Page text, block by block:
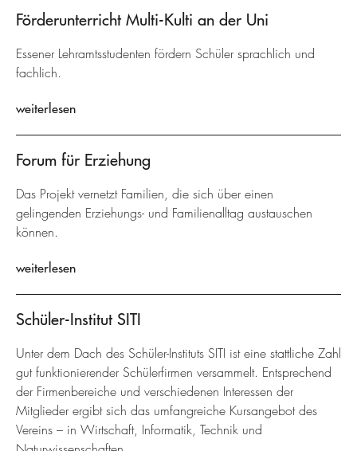
Förderunterricht Multi-Kulti an der Uni
Essener Lehramtsstudenten fördern Schüler sprachlich und
fachlich.
weiterlesen
Forum für Erziehung
Das Projekt vernetzt Familien, die sich über einen
gelingenden Erziehungs- und Familienalltag austauschen
können.
weiterlesen
Schüler-Institut SITI
Unter dem Dach des Schüler-Instituts SITI ist eine stattliche Zahl
gut funktionierender Schülerfirmen versammelt. Entsprechend
der Firmenbereiche und verschiedenen Interessen der
Mitglieder ergibt sich das umfangreiche Kursangebot des
Vereins – in Wirtschaft, Informatik, Technik und